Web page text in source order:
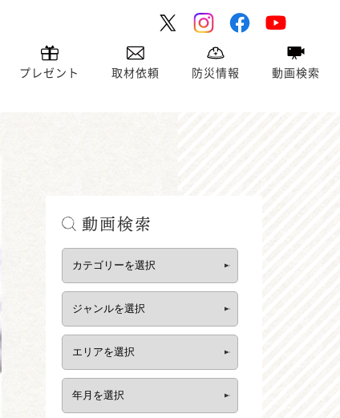
プレゼント 取材依頼 防災情報 動画検索
動画検索